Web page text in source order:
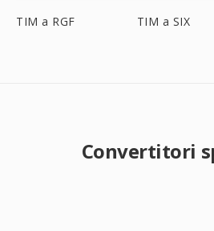
TIM a RGF TIM a SIX
Convertitori